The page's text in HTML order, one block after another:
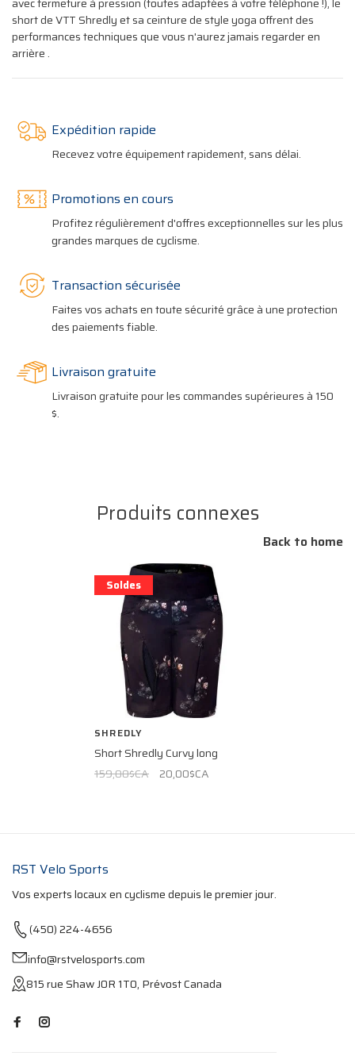
short de VTT Shredly et sa ceinture de style yoga offrent des
performances techniques que vous n'aurez jamais regarder en
arrière .
Expédition rapide
Recevez votre équipement rapidement, sans délai.
Promotions en cours
Profitez régulièrement d'offres exceptionnelles sur les plus
grandes marques de cyclisme.
Transaction sécurisée
Faites vos achats en toute sécurité grâce à une protection
des paiements fiable.
Livraison gratuite
Livraison gratuite pour les commandes supérieures à 150
$.
Produits connexes
Back to home
Soldes
SHREDLY
Short Shredly Curvy long
159,00$CA
20,00$CA
RST Velo Sports
Vos experts locaux en cyclisme depuis le premier jour.
(450) 224-4656
info@rstvelosports.com
815 rue Shaw J0R 1T0, Prévost Canada